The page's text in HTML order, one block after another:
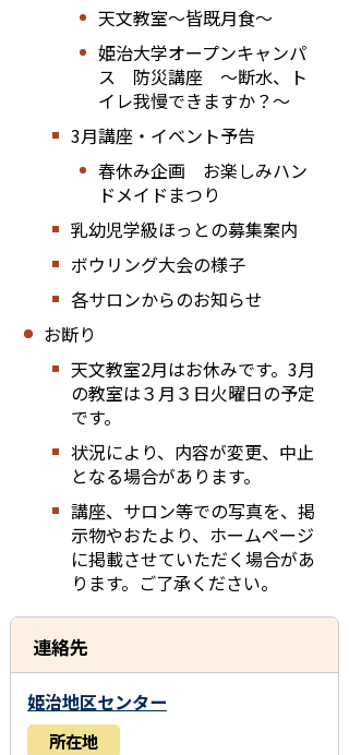
天文教室～皆既月食～
姫治大学オープンキャンパ
ス 防災講座 ～断水、ト
イレ我慢できますか？～
3月講座・イベント予告
春休み企画 お楽しみハン
ドメイドまつり
乳幼児学級ほっとの募集案内
ボウリング大会の様子
各サロンからのお知らせ
お断り
天文教室2月はお休みです。3月
の教室は３月３日火曜日の予定
です。
状況により、内容が変更、中止
となる場合があります。
講座、サロン等での写真を、掲
示物やおたより、ホームページ
に掲載させていただく場合があ
ります。ご了承ください。
連絡先
姫治地区センター
所在地